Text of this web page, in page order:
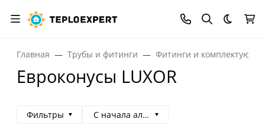
Темная
Главная Трубы и фитинги Фитинги и
Евроконусы LUXOR
Фильтры С начала алфавита